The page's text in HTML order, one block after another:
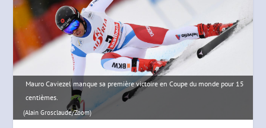
Mauro Caviezel manque sa première victoire en Coupe du monde pour 15
centièmes.
(Alain Grosclaude/Zoom)